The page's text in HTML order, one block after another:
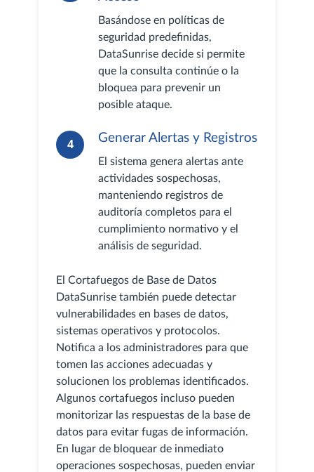
Basándose en políticas de
seguridad predefinidas,
DataSunrise decide si permite
que la consulta continúe o la
bloquea para prevenir un
posible ataque.
4 Generar Alertas y Registros
El sistema genera alertas ante
actividades sospechosas,
manteniendo registros de
auditoría completos para el
cumplimiento normativo y el
análisis de seguridad.
El Cortafuegos de Base de Datos
DataSunrise también puede detectar
vulnerabilidades en bases de datos,
sistemas operativos y protocolos.
Notifica a los administradores para que
tomen las acciones adecuadas y
solucionen los problemas identificados.
Algunos cortafuegos incluso pueden
monitorizar las respuestas de la base de
datos para evitar fugas de información.
En lugar de bloquear de inmediato
operaciones sospechosas, pueden enviar